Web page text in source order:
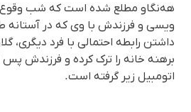
هه‌نگاو مطلع شده است که شب
ویسی و فرزندش با وی که در آستانه
داشتن رابطه احتمالی با فرد دیگری،
برهنه خانه را ترک کرده و فرزندش پس
اتومبیل زیر گرفته است.